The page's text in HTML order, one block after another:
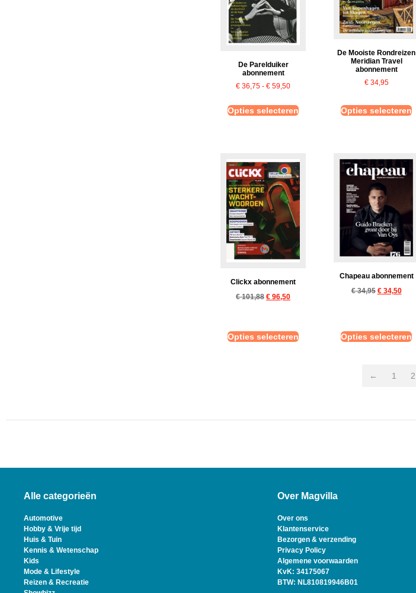
De Parelduiker
abonnement
€ 36,75 - € 59,50
Opties selecteren
De Mooiste Rondreizen
Meridian Travel
abonnement
€34,95
Opties selecteren
Clickx abonnement
€101,88 € 96,50
Opties selecteren
Chapeau abonnement
€34,95 €34,50
Opties selecteren
← 1 2
Alle categorieën
Automotive
Hobby & Vrije tijd
Huis & Tuin
Kennis & Wetenschap
Kids
Mode & Lifestyle
Reizen & Recreatie
Over Magvilla
Over ons
Klantenservice
Bezorgen & verzending
Privacy Policy
Algemene voorwaarden
KvK: 34175067
BTW: NL810819946B01